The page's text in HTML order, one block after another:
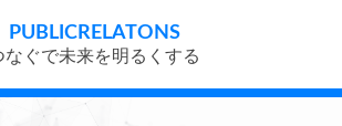
PUBLICRELATONS
なぐで未来を明るくする